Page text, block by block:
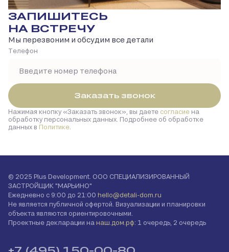
ЗАПИШИТЕСЬ
НА ВСТРЕЧУ
Мы перезвоним и обсудим все детали
Tелефон
Заказать звонок
Нажимая кнопку Заказать звонок , вы даете согласие на
обработку персональных данных. Подробнее об обработке
данных в Политике
© 2025 Plus Development. ООО СПЕЦИАЛИЗИРОВАННЫЙ
ЗАСТРОЙЩИК "МАРЬИНО"
Ежедневно с 9:00 до 21:00 hello@detali-dom.ru
Не является публичной офертой. Визуализации и планировки
объекта являются ориентировочными.
Проектные декларации на наш.дом.рф: 1 очередь, 2 очередь